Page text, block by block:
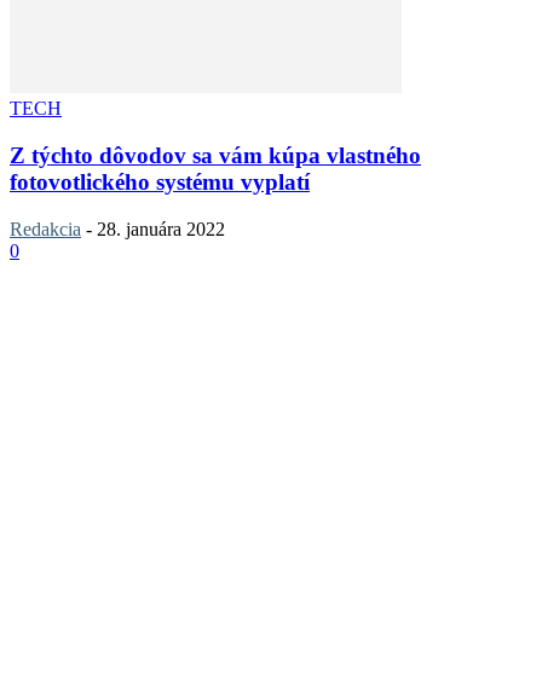
TECH
Z týchto dôvodov sa vám kúpa vlastného
fotovotlického systému vyplatí
Redakcia - 28. januára 2022
0